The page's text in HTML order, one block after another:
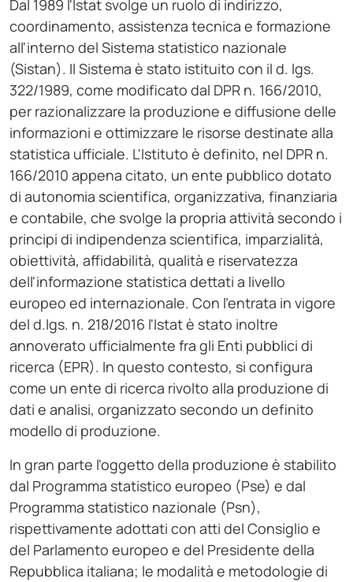
Dal 1989 l'Istat svolge un ruolo di indirizzo,
coordinamento, assistenza tecnica e formazione
all'interno del Sistema statistico nazionale
(Sistan). Il Sistema è stato istituito con il d. lgs.
322/1989, come modificato dal DPR n. 166/2010,
per razionalizzare la produzione e diffusione delle
informazioni e ottimizzare le risorse destinate alla
statistica ufficiale. L'Istituto è definito, nel DPR n.
166/2010 appena citato, un ente pubblico dotato
di autonomia scientifica, organizzativa, finanziaria
e contabile, che svolge la propria attività secondo i
principi di indipendenza scientifica, imparzialità,
obiettività, affidabilità, qualità e riservatezza
dell'informazione statistica dettati a livello
europeo ed internazionale. Con l'entrata in vigore
del d.lgs. n. 218/2016 l'Istat è stato inoltre
annoverato ufficialmente fra gli Enti pubblici di
ricerca (EPR). In questo contesto, si configura
come un ente di ricerca rivolto alla produzione di
dati e analisi, organizzato secondo un definito
modello di produzione.
In gran parte l'oggetto della produzione è stabilito
dal Programma statistico europeo (Pse) e dal
Programma statistico nazionale (Psn),
rispettivamente adottati con atti del Consiglio e
del Parlamento europeo e del Presidente della
Repubblica italiana; le modalità e metodologie di